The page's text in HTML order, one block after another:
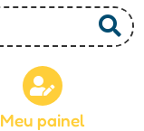
Meu painel